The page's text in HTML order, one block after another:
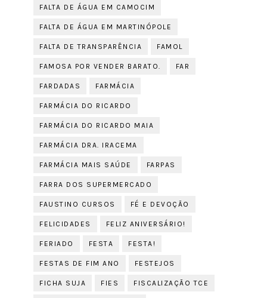
FALTA DE ÁGUA EM CAMOCIM
FALTA DE ÁGUA EM MARTINÓPOLE
FALTA DE TRANSPARÊNCIA FAMOL
FAMOSA POR VENDER BARATO. FAR
FARDADAS FARMÁCIA
FARMÁCIA DO RICARDO
FARMÁCIA DO RICARDO MAIA
FARMÁCIA DRA. IRACEMA
FARMÁCIA MAIS SAÚDE FARPAS
FARRA DOS SUPERMERCADO
FAUSTINO CURSOS FÉ E DEVOÇÃO
FELICIDADES FELIZ ANIVERSÁRIO!
FERIADO FESTA FESTA!
FESTAS DE FIM ANO FESTEJOS
FICHA SUJA FIES FISCALIZAÇÃO TCE